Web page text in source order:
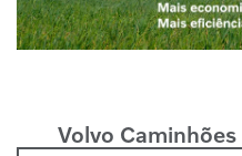
Volvo Caminhões